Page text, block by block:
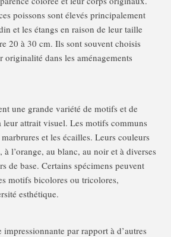
poissons sont élevés principalement
et les étangs en raison de leur taille
20 à 30 cm. Ils sont souvent choisis
originalité dans les aménagements
une grande variété de motifs et de
attrait visuel. Les motifs communs
et les écailles. Leurs couleurs
l’orange, au blanc, au noir et à diverses
de base. Certains spécimens peuvent
motifs bicolores ou tricolores,
esthétique.
par rapport à d’autres